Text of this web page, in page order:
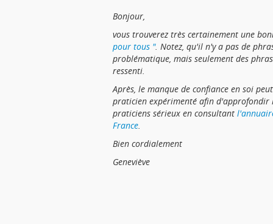
Bonjour,
vous trouverez très certainement une
pour tous ". Notez, qu'il n'y a pas de
problématique, mais seulement des
ressenti.
Après, le manque de confiance en soi
praticien expérimenté afin d'approfondir
praticiens sérieux en consultant
France.
Bien cordialement
Geneviève